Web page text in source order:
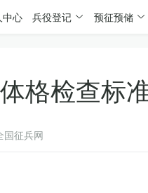
中心 兵役登记 预征预储
格检查标
国征兵网